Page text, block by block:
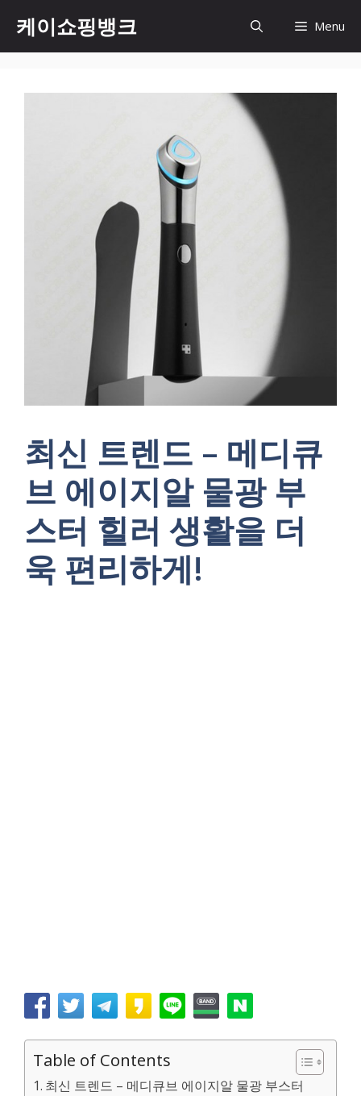
content
케이쇼핑뱅크 Menu
최신 트렌드 – 메디큐
브 에이지알 물광 부
스터 힐러 생활을 더
욱 편리하게!
Table of Contents
최신 트렌드 – 메디큐브 에이지알 물광 부스터